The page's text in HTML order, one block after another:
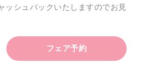
ッシュバックいたしますのでお見
フェア予約